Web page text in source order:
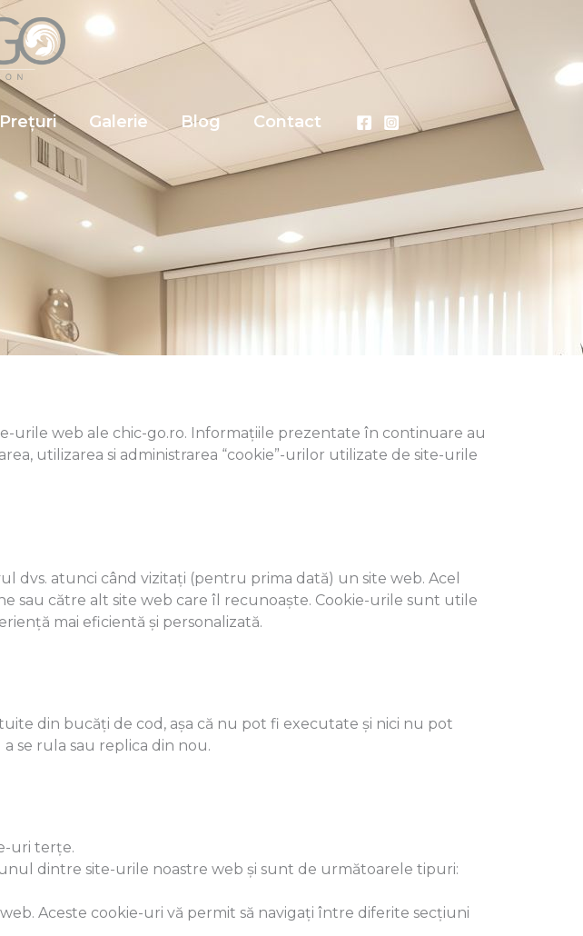
Prețuri Galerie Blog Contact
urile web ale chic-go.ro. Informațiile prezentate în continuare au
utilizarea si administrarea “cookie”-urilor utilizate de site-urile
dvs. atunci când vizitați (pentru prima dată) un site web. Acel
sau către alt site web care îl recunoaște. Cookie-urile sunt utile
mai eficientă și personalizată.
din bucăți de cod, așa că nu pot fi executate și nici nu pot
se rula sau replica din nou.
uri terțe.
dintre site-urile noastre web și sunt de următoarele tipuri:
Aceste cookie-uri vă permit să navigați între diferite secțiuni